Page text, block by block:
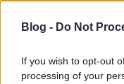
Blog - Do Not
If you wish to opt-out
processing of your